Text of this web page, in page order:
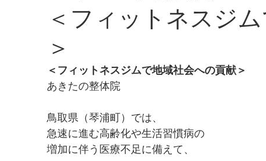
＜フィットネスジ
＞
＜フィットネスジムで地域社会への貢献＞
あきたの整体院
鳥取県（琴浦町）では、
急速に進む高齢化や生活習慣病の
増加に伴う医療不足に備えて、